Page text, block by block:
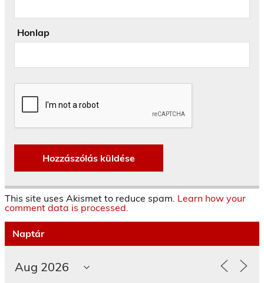
Honlap
This site uses Akismet to reduce spam. Learn how your
comment data is processed.
Naptár